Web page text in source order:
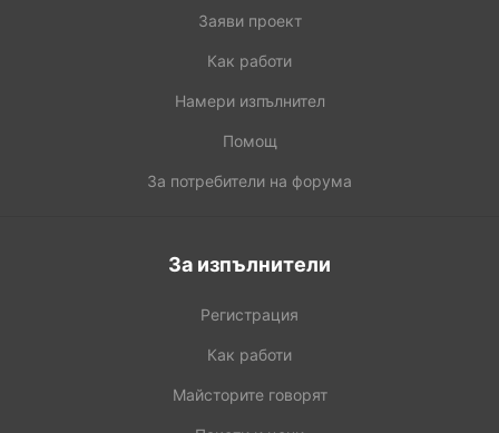
Заяви проект
Как работи
Намери изпълнител
Помощ
За потребители на форума
За изпълнители
Регистрация
Как работи
Майсторите говорят